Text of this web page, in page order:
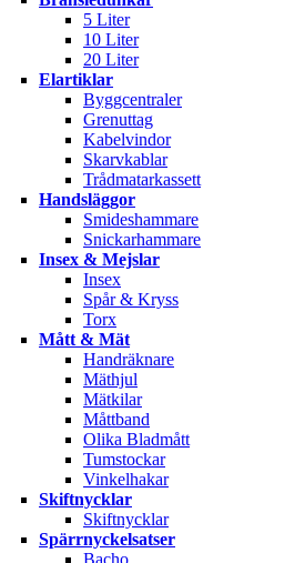
5 Liter
10 Liter
20 Liter
Elartiklar
Byggcentraler
Grenuttag
Kabelvindor
Skarvkablar
Trådmatarkassett
Handsläggor
Smideshammare
Snickarhammare
Insex & Mejslar
Insex
Spår & Kryss
Torx
Mått & Mät
Handräknare
Mäthjul
Mätkilar
Måttband
Olika Bladmått
Tumstockar
Vinkelhakar
Skiftnycklar
Skiftnycklar
Spärrnyckelsatser